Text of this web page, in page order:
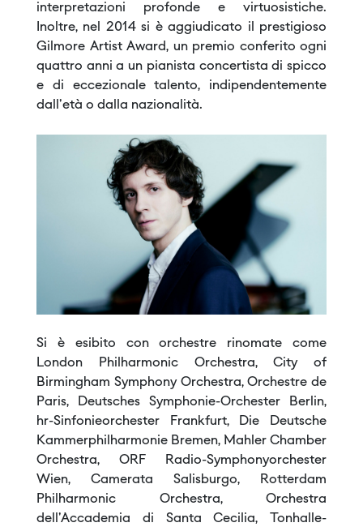
interpretazioni profonde e virtuosistiche.
Inoltre, nel 2014 si è aggiudicato il prestigioso
Gilmore Artist Award, un premio conferito ogni
quattro anni a un pianista concertista di spicco
e di eccezionale talento, indipendentemente
dall'età o dalla nazionalità.
Si è esibito con orchestre rinomate come
London Philharmonic Orchestra, City of
Birmingham Symphony Orchestra, Orchestre de
Paris, Deutsches Symphonie-Orchester Berlin,
hr-Sinfonieorchester Frankfurt, Die Deutsche
Kammerphilharmonie Bremen, Mahler Chamber
Orchestra, ORF Radio-Symphonyorchester
Wien, Camerata Salisburgo, Rotterdam
Philharmonic Orchestra, Orchestra
dell'Accademia di Santa Cecilia, Tonhalle-